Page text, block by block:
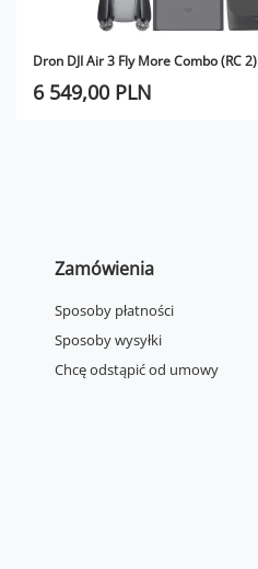
Dron DJI Air 3 Fly More Combo (RC 2)
6 549,00 PLN
Zamówienia
Sposoby płatności
Sposoby wysyłki
Chcę odstąpić od umowy